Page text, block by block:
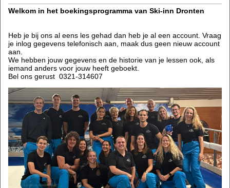
Welkom in het boekingsprogramma van Ski-inn Dronten
Heb je bij ons al eens les gehad dan heb je al een account. Vraag
je inlog gegevens telefonisch aan, maak dus geen nieuw account
aan.
We hebben jouw gegevens en de historie van je lessen ook, als
iemand anders voor jouw heeft geboekt.
Bel ons gerust 0321-314607